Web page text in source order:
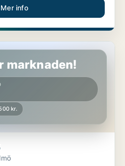
Mer info
marknaden!
kr.